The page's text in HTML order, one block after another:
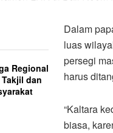
Regional
dan
Dalam
luas
persegi
harus
“Kaltara
biasa,